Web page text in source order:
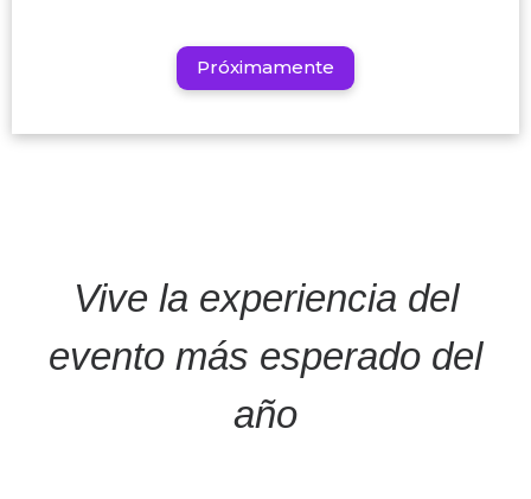
Próximamente
Vive la experiencia del
evento más esperado del
año